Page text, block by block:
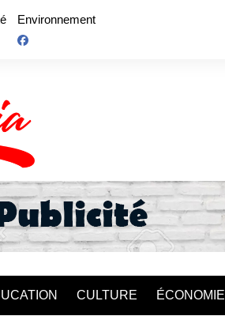
Environnement
CULTURE ÉCONOMIE